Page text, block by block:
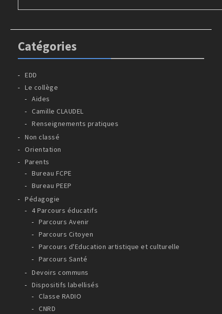
Catégories
EDD
Le collège
Aides
Camille CLAUDEL
Renseignements pratiques
Non classé
Orientation
Parents
Bureau FCPE
Bureau PEEP
Pédagogie
4 Parcours éducatifs
Parcours Avenir
Parcours Citoyen
Parcours d'Education artistique et culturelle
Parcours Santé
Devoirs communs
Dispositifs labellisés
Classe RADIO
CNRD